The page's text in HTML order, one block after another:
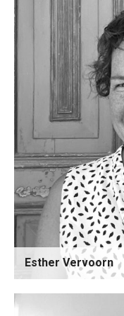
Esther Vervoorn